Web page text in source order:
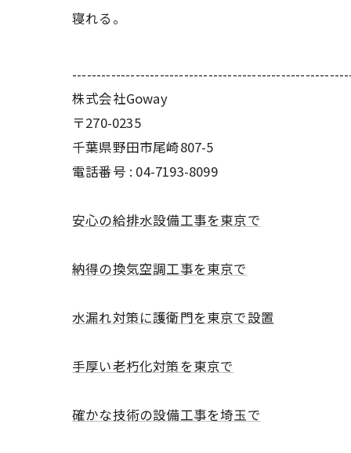
寝れる。
株式会社Goway
〒270-0235
千葉県野田市尾崎807-5
電話番号 : 04-7193-8099
安心の給排水設備工事を東京で
納得の換気空調工事を東京で
水漏れ対策に護衛門を東京で設置
手厚い老朽化対策を東京で
確かな技術の設備工事を埼玉で